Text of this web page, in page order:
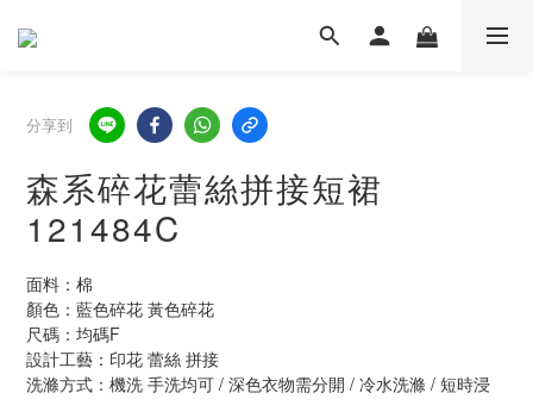
分享到
森系碎花蕾絲拼接短裙
121484C
面料：棉
顏色：藍色碎花 黃色碎花
尺碼：均碼F
設計工藝：印花 蕾絲 拼接
洗滌方式：機洗 手洗均可 / 深色衣物需分開 / 冷水洗滌 / 短時浸